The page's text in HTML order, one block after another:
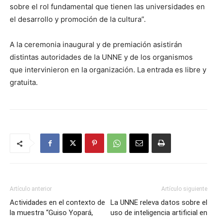
sobre el rol fundamental que tienen las universidades en
el desarrollo y promoción de la cultura”.
A la ceremonia inaugural y de premiación asistirán
distintas autoridades de la UNNE y de los organismos
que intervinieron en la organización. La entrada es libre y
gratuita.
Artículo anterior
Actividades en el contexto de
la muestra “Guiso Yopará,
Artículo siguiente
La UNNE releva datos sobre el
uso de inteligencia artificial en